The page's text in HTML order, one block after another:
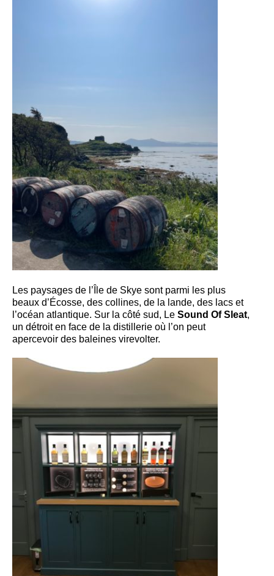
Les paysages de l’Île de Skye sont parmi les plus
beaux d’Écosse, des collines, de la lande, des lacs et
l’océan atlantique. Sur la côté sud, Le Sound Of Sleat,
un détroit en face de la distillerie où l’on peut
apercevoir des baleines virevolter.